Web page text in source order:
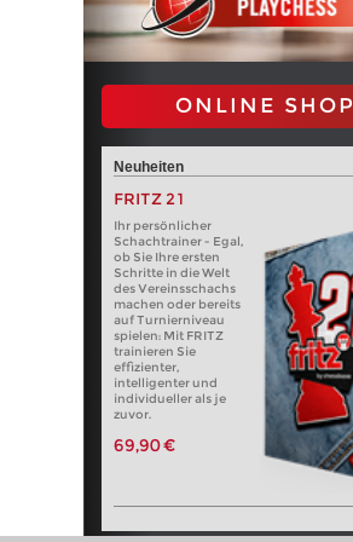
ONLINE SHOP
Neuheiten
FRITZ 21
Ihr persönlicher
Schachtrainer - Egal,
ob Sie Ihre ersten
Schritte in die Welt
des Vereinsschachs
machen oder bereits
auf Turnierniveau
spielen: Mit FRITZ
trainieren Sie
effizienter,
intelligenter und
individueller als je
zuvor.
69,90 €